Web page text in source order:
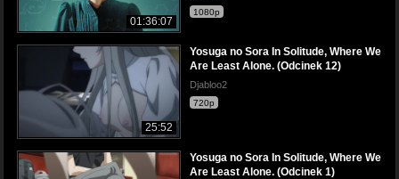
01:36:07
1080p
25:52
Yosuga no Sora In Solitude, Where We
Are Least Alone. (Odcinek 12)
Djabloo2
720p
Yosuga no Sora In Solitude, Where We
Are Least Alone. (Odcinek 1)